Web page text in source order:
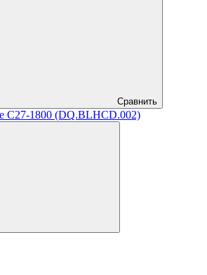
Сравнить
C27-1800 (DQ.BLHCD.002)